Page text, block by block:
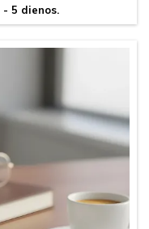
- 5 dienos.